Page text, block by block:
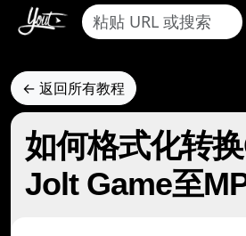
← 返回所有教程
如何格式化转
Jolt Game至